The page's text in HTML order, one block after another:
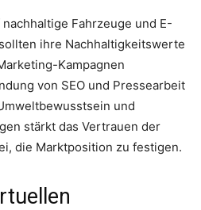
Fahrzeuge und E-
ihre Nachhaltigkeitswerte
Kampagnen
von SEO und Pressearbeit
und
stärkt das Vertrauen der
die Marktposition zu festigen.